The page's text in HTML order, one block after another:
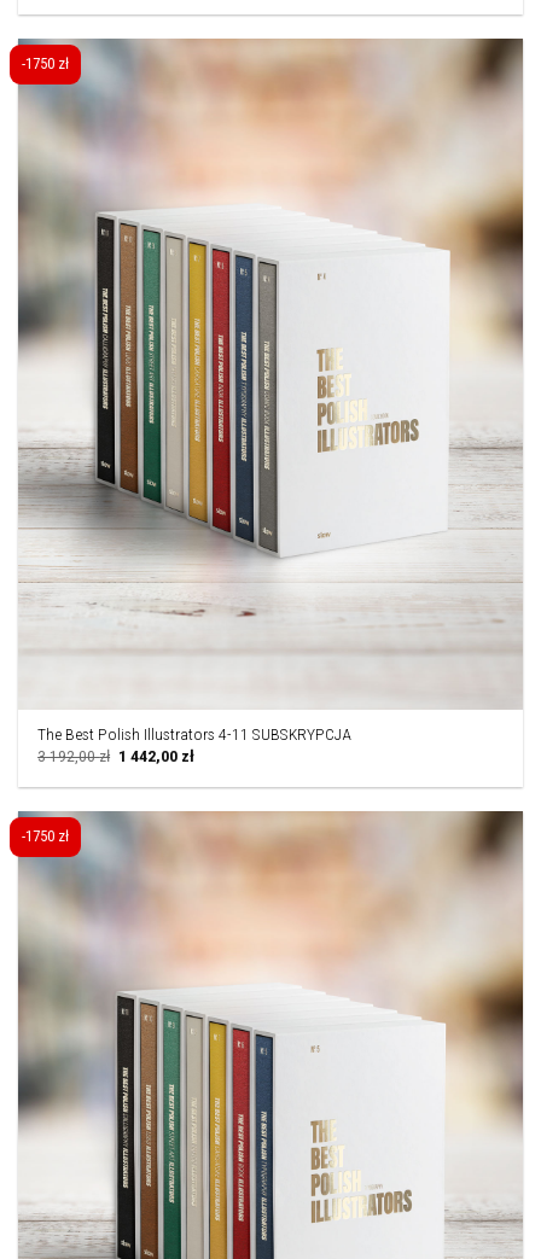
wynosiła:
591,00 zł.
wynosi:
840,00 zł.
-1750 zł
The Best Polish Illustrators 4-11 SUBSKRYPCJA
3 192,00zł Pierwotna
wynosiła:
192,00 zł.
1 442,00 złAktualna
wynosi:
442,00 zł.
-1750 zł